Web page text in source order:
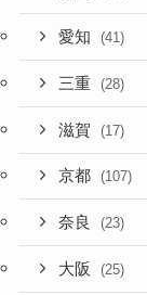
愛知 (41)
三重 (28)
滋賀 (17)
京都 (107)
奈良 (23)
大阪 (25)